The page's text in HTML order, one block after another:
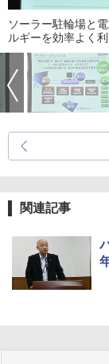
ソーラー駐輪場と
ルギーを効率よく
関連記事